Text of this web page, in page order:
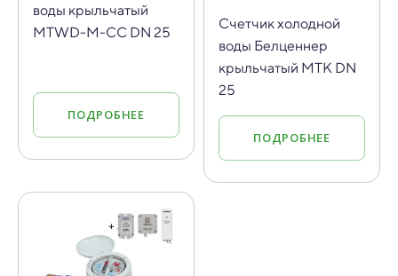
воды крыльчатый
MTWD-M-CC DN 25
ПОДРОБНЕЕ
Счетчик холодной
воды Белценнер
крыльчатый МТК DN
25
ПОДРОБНЕЕ